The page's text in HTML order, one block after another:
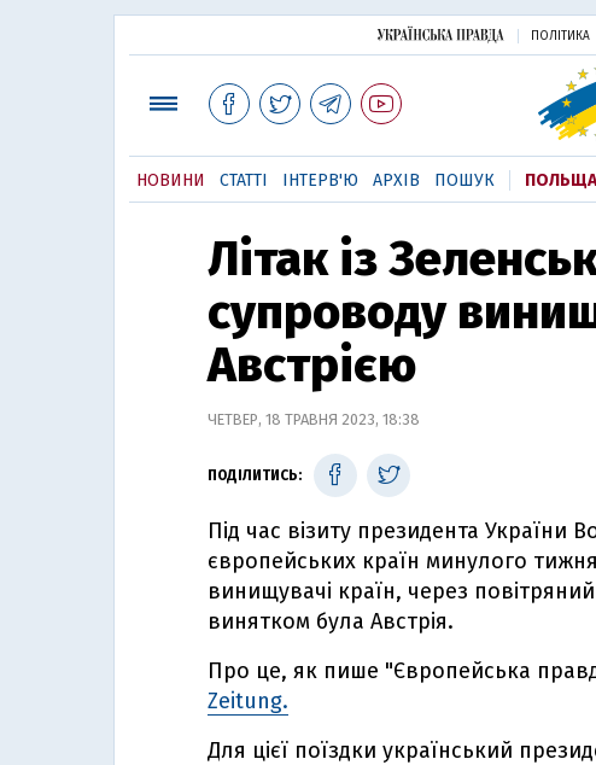
ПОЛІТИКА
НОВИНИ СТАТТІ ІНТЕРВ'Ю АРХІВ ПОШУК ПОЛЬЩА
Літак із
супроводу
Австрією
ЧЕТВЕР, 18 ТРАВНЯ 2023, 18:38
ПОДІЛИТИСЬ:
Під час візиту президента України
європейських країн минулого
винищувачі країн, через
винятком була Австрія.
Про це, як пише "Європейська
Zeitung.
Для цієї поїздки український